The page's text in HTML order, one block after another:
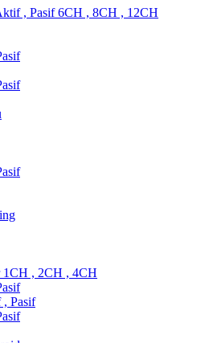
, Pasif 6CH , 8CH , 12CH
, 2CH , 4CH
Pasif